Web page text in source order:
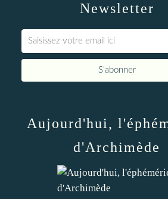
Newsletter
Aujourd'hui,
d'Archimède